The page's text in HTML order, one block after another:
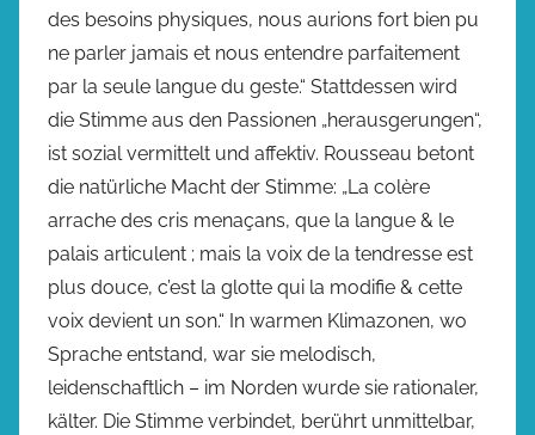
des besoins physiques, nous aurions fort bien pu
ne parler jamais et nous entendre parfaitement
par la seule langue du geste.“ Stattdessen wird
die Stimme aus den Passionen „herausgerungen“,
ist sozial vermittelt und affektiv. Rousseau betont
die natürliche Macht der Stimme: „La colère
arrache des cris menaçans, que la langue & le
palais articulent ; mais la voix de la tendresse est
plus douce, c’est la glotte qui la modifie & cette
voix devient un son.“ In warmen Klimazonen, wo
Sprache entstand, war sie melodisch,
leidenschaftlich – im Norden wurde sie rationaler,
kälter. Die Stimme verbindet, berührt unmittelbar,